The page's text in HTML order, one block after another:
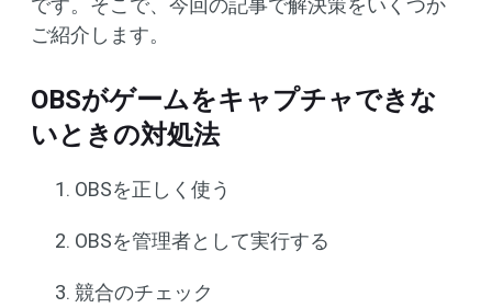
です。そこで、今回の記事で解決策をいくつか
ご紹介します。
OBSがゲームをキャプチャできな
いときの対処法
OBSを正しく使う
OBSを管理者として実行する
競合のチェック